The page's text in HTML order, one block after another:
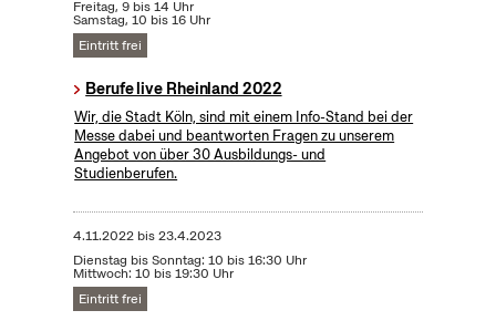
Freitag, 9 bis 14 Uhr
Samstag, 10 bis 16 Uhr
Eintritt frei
Berufe live Rheinland 2022
Wir, die Stadt Köln, sind mit einem Info-Stand bei der
Messe dabei und beantworten Fragen zu unserem
Angebot von über 30 Ausbildungs- und
Studienberufen.
4.11.2022bis23.4.2023
Dienstag bis Sonntag: 10 bis 16:30 Uhr
Mittwoch: 10 bis 19:30 Uhr
Eintritt frei